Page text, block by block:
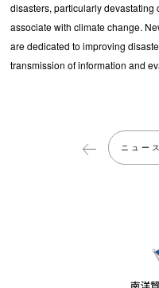
disasters, particularly
associate with climate change.
are dedicated to improving
transmission of information and
ニュー